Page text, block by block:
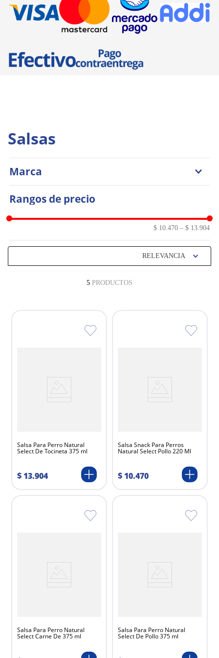
RELEVANCIA
Marca
Rangos de precio
$ 10.470 – $ 13.904
Salsas
5 PRODUCTOS
Salsa Para Perro Natural
Select De Tocineta 375 ml
$13.904
Salsa Snack Para Perros
Natural Select Pollo 220 Ml
$10.470
Salsa Para Perro Natural
Select Carne De 375 ml
Salsa Para Perro Natural
Select De Pollo 375 ml